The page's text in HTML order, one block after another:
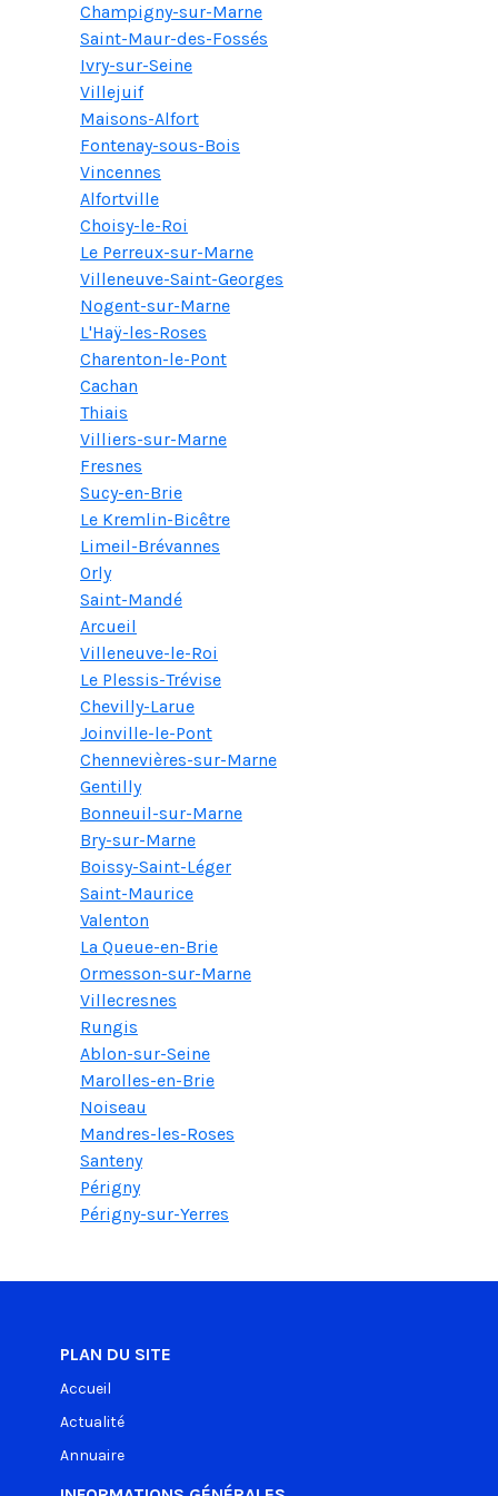
Champigny-sur-Marne
Saint-Maur-des-Fossés
Ivry-sur-Seine
Villejuif
Maisons-Alfort
Fontenay-sous-Bois
Vincennes
Alfortville
Choisy-le-Roi
Le Perreux-sur-Marne
Villeneuve-Saint-Georges
Nogent-sur-Marne
L'Haÿ-les-Roses
Charenton-le-Pont
Cachan
Thiais
Villiers-sur-Marne
Fresnes
Sucy-en-Brie
Le Kremlin-Bicêtre
Limeil-Brévannes
Orly
Saint-Mandé
Arcueil
Villeneuve-le-Roi
Le Plessis-Trévise
Chevilly-Larue
Joinville-le-Pont
Chennevières-sur-Marne
Gentilly
Bonneuil-sur-Marne
Bry-sur-Marne
Boissy-Saint-Léger
Saint-Maurice
Valenton
La Queue-en-Brie
Ormesson-sur-Marne
Villecresnes
Rungis
Ablon-sur-Seine
Marolles-en-Brie
Noiseau
Mandres-les-Roses
Santeny
Périgny
Périgny-sur-Yerres
PLAN DU SITE
Accueil
Actualité
Annuaire